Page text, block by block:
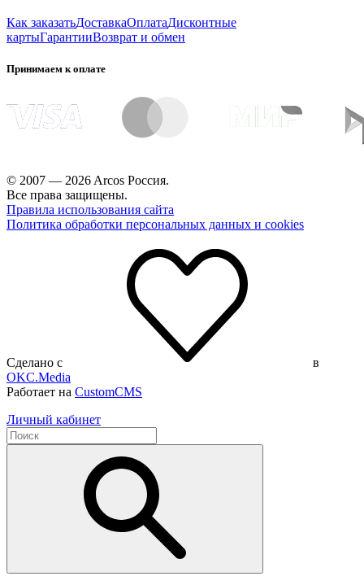
Как заказатьДоставкаОплатаДисконтные
картыГарантииВозврат и обмен
Принимаем к оплате
© 2007 — 2026 Arcos Россия.
Все права защищены.
Правила использования сайта
Политика обработки персональных данных и cookies
Сделано с
в
OKC.Media
Работает на CustomCMS
Личный кабинет